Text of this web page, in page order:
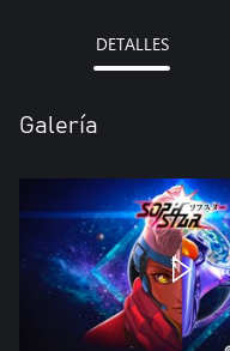
DETALLES
Galería